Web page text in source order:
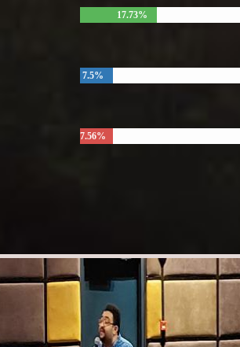
17.73%
7.5%
7.56%